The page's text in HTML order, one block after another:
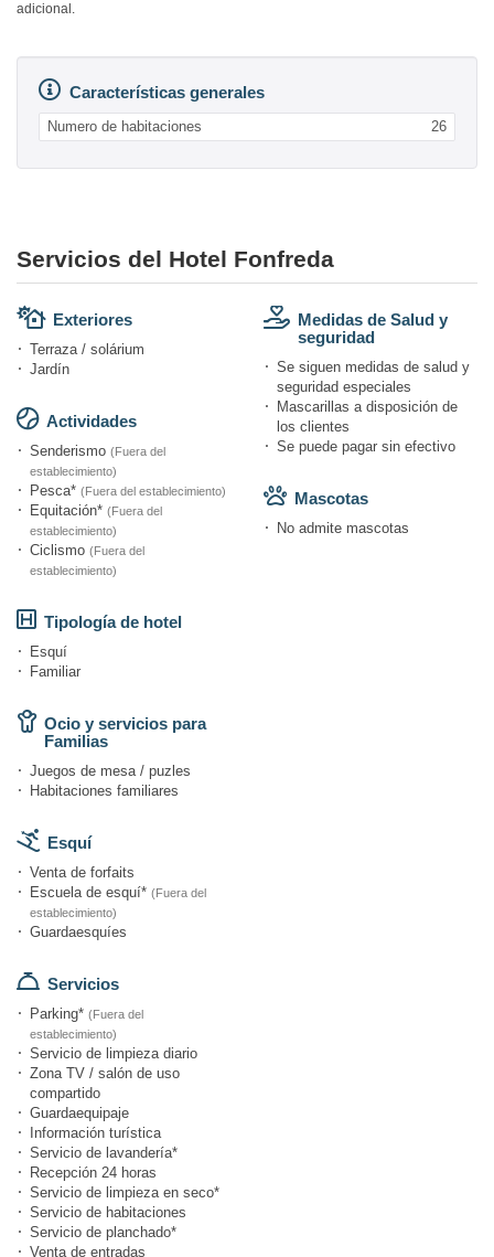
adicional.
Características generales
Numero de habitaciones 26
Servicios del Hotel Fonfreda
Exteriores
Terraza / solárium
Jardín
Actividades
Senderismo (Fuera del
establecimiento)
Pesca* (Fuera del establecimiento)
Equitación* (Fuera del
establecimiento)
Ciclismo (Fuera del
establecimiento)
Tipología de hotel
Esquí
Familiar
Ocio y servicios para
Familias
Juegos de mesa / puzles
Habitaciones familiares
Esquí
Venta de forfaits
Escuela de esquí* (Fuera del
establecimiento)
Guardaesquíes
Servicios
Parking* (Fuera del
establecimiento)
Servicio de limpieza diario
Zona TV / salón de uso
compartido
Guardaequipaje
Información turística
Servicio de lavandería*
Recepción 24 horas
Servicio de limpieza en seco*
Servicio de habitaciones
Servicio de planchado*
Venta de entradas
Medidas de Salud y
seguridad
Se siguen medidas de salud y
seguridad especiales
Mascarillas a disposición de
los clientes
Se puede pagar sin efectivo
Mascotas
No admite mascotas